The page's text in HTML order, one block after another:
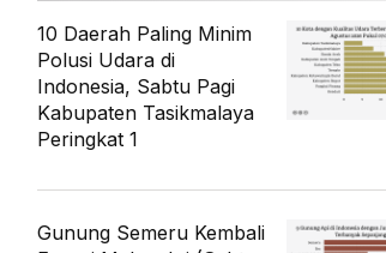
10 Daerah Paling Minim
Polusi Udara di
Indonesia, Sabtu Pagi
Kabupaten Tasikmalaya
Peringkat 1
Gunung Semeru Kembali